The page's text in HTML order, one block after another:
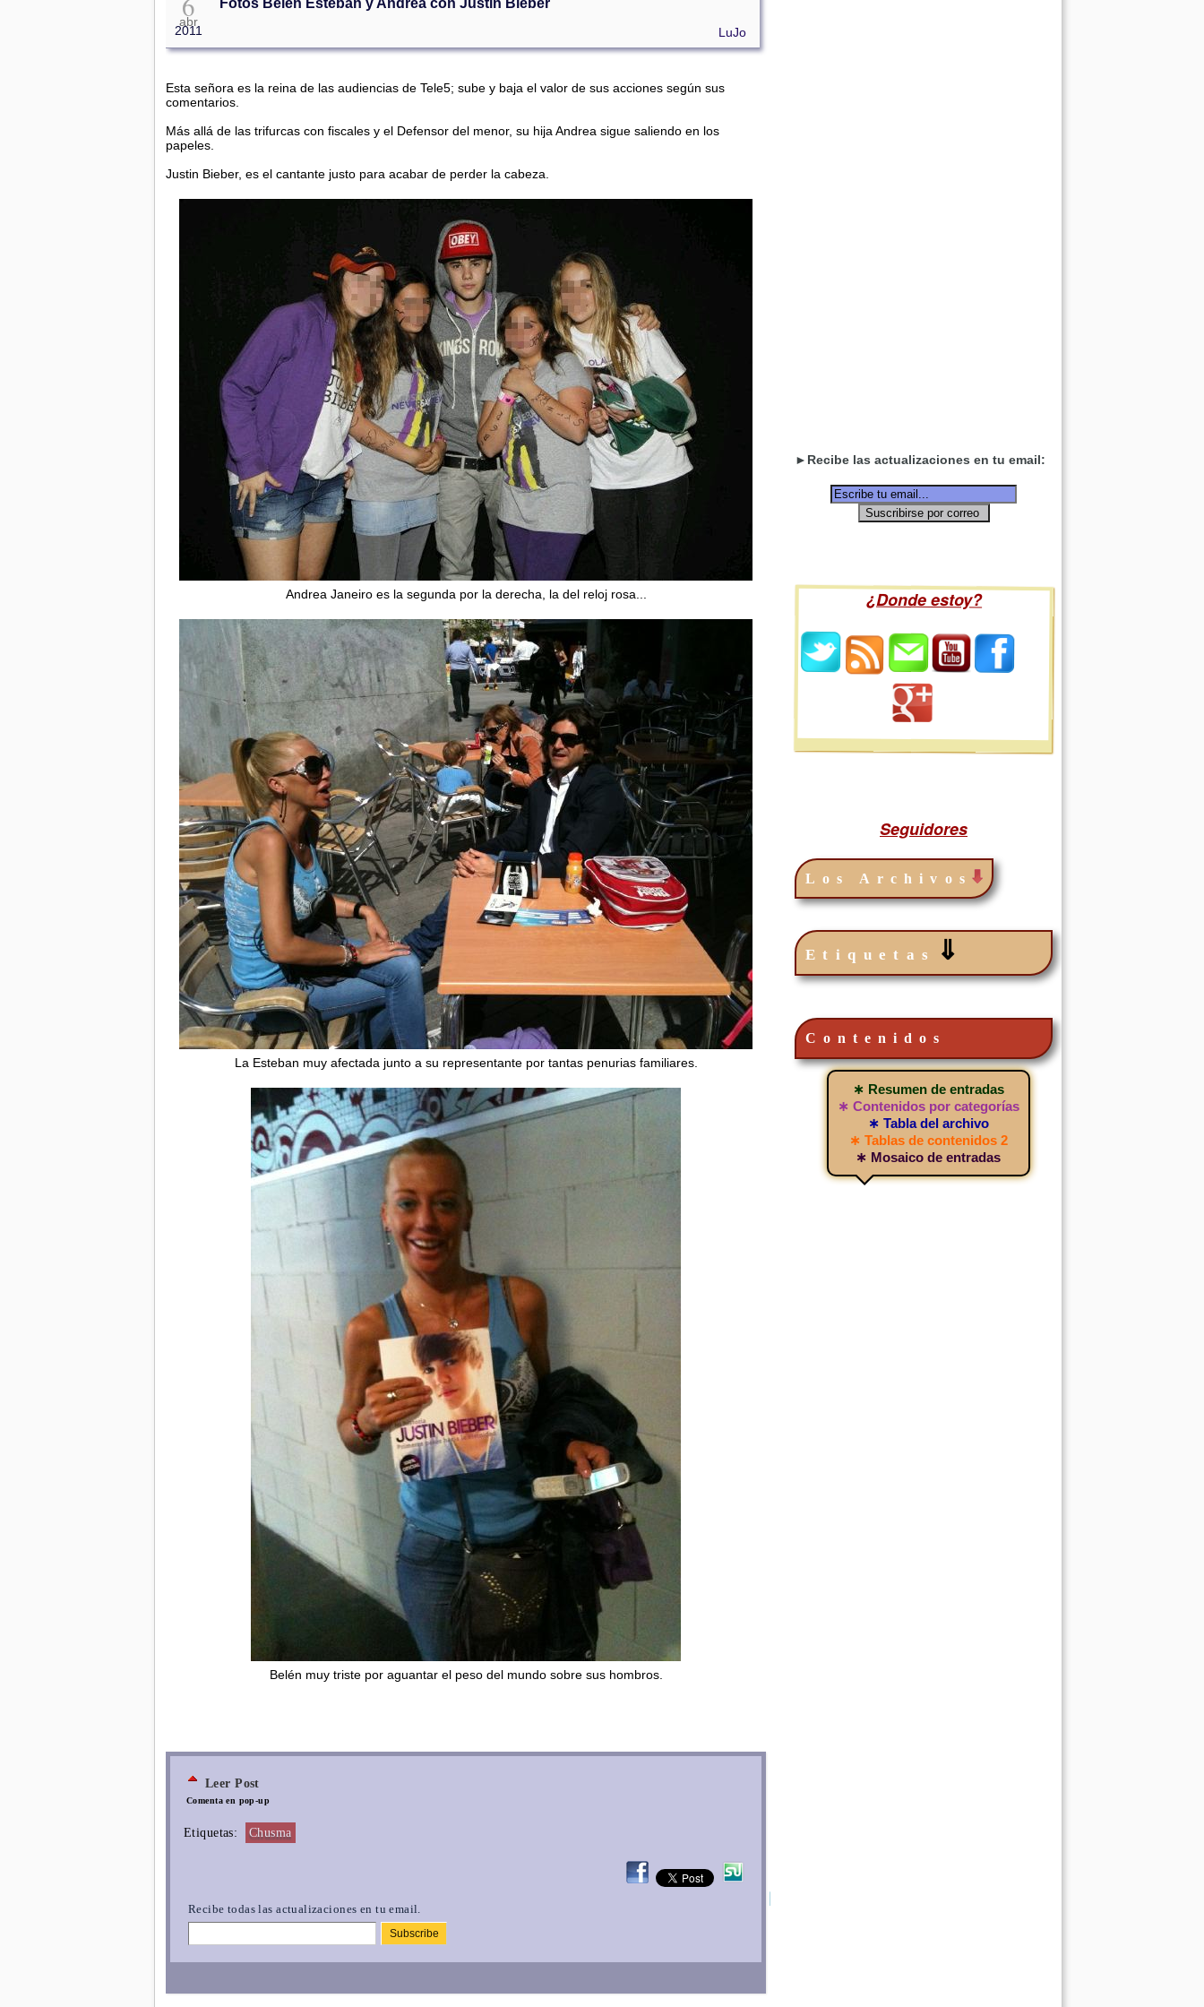
abr
2011
Fotos Belén Esteban y Andrea con Justin Bieber
LuJo
Esta señora es la reina de las audiencias de Tele5; sube y baja el valor de sus acciones según sus
comentarios.
Más allá de las trifurcas con fiscales y el Defensor del menor, su hija Andrea sigue saliendo en los
papeles.
Justin Bieber, es el cantante justo para acabar de perder la cabeza.
Andrea Janeiro es la segunda por la derecha, la del reloj rosa...
La Esteban muy afectada junto a su representante por tantas penurias familiares.
Belén muy triste por aguantar el peso del mundo sobre sus hombros.
Leer Post
Comenta en pop-up
Etiquetas: Chusma
Recibe todas las actualizaciones en tu email.
►Recibe las actualizaciones en tu email:
¿Donde estoy?
Seguidores
Los Archivos
Etiquetas ⇓
Contenidos
∗ Resumen de entradas
∗ Contenidos por categorías
∗ Tabla del archivo
∗ Tablas de contenidos 2
∗ Mosaico de entradas